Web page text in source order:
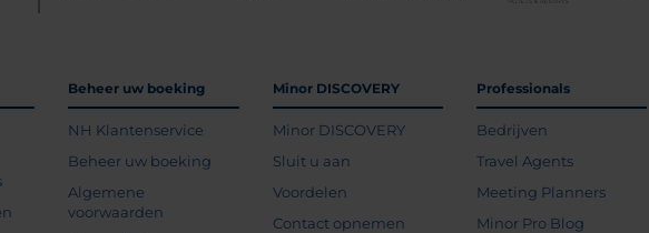
Beheer uw boeking
NH Klantenservice
Beheer uw boeking
Algemene
voorwaarden
Minor DISCOVERY
Minor DISCOVERY
Sluit u aan
Voordelen
Contact opnemen
Professionals
Bedrijven
Travel Agents
Meeting Planners
Minor Pro Blog